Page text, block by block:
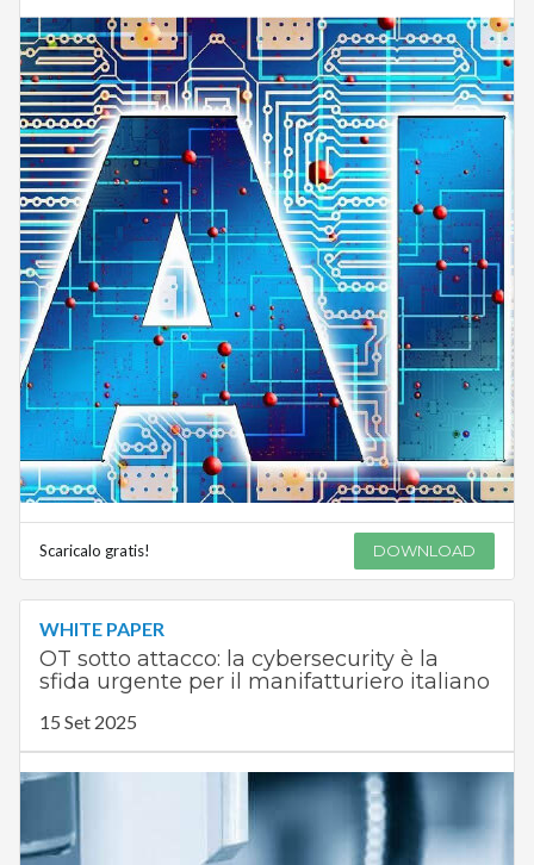
Scaricalo gratis! DOWNLOAD
WHITE PAPER
OT sotto attacco: la cybersecurity è la
sfida urgente per il manifatturiero italiano
15 Set 2025